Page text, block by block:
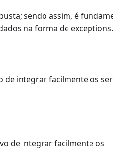
sendo assim, é
na forma de exceptions.
de integrar facilmente os
de integrar facilmente os